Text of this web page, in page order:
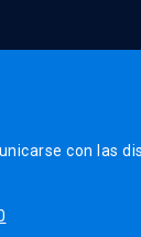
con las